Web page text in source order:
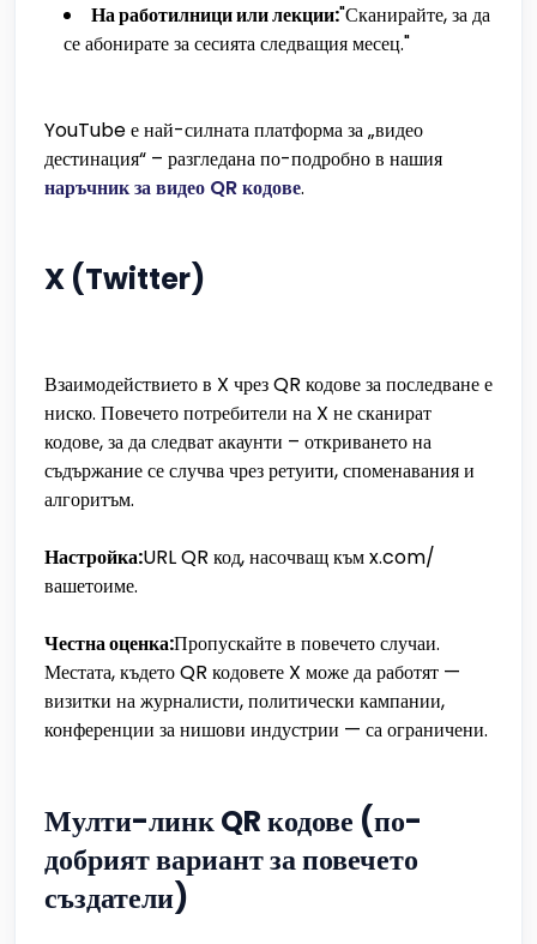
На работилници или лекции:"Сканирайте, за да
се абонирате за сесията следващия месец."
YouTube е най-силната платформа за „видео
дестинация“ – разгледана по-подробно в нашия
наръчник за видео QR кодове.
X (Twitter)
Взаимодействието в X чрез QR кодове за последване е
ниско. Повечето потребители на X не сканират
кодове, за да следват акаунти – откриването на
съдържание се случва чрез ретуити, споменавания и
алгоритъм.
Настройка:URL QR код, насочващ към x.com/
вашетоиме.
Честна оценка:Пропускайте в повечето случаи.
Местата, където QR кодовете X може да работят —
визитки на журналисти, политически кампании,
конференции за нишови индустрии — са ограничени.
Мулти-линк QR кодове (по-
добрият вариант за повечето
създатели)